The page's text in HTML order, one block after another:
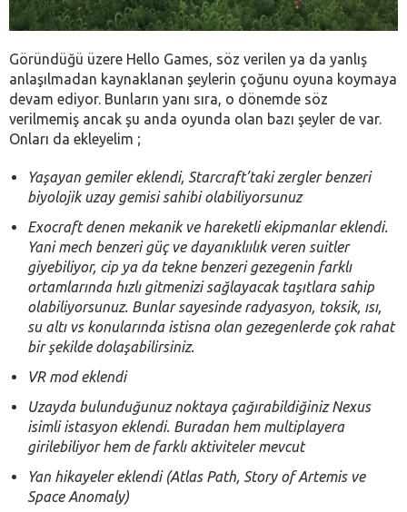
Göründüğü üzere Hello Games, söz verilen ya da yanlış
anlaşılmadan kaynaklanan şeylerin çoğunu oyuna koymaya
devam ediyor. Bunların yanı sıra, o dönemde söz
verilmemiş ancak şu anda oyunda olan bazı şeyler de var.
Onları da ekleyelim ;
Yaşayan gemiler eklendi, Starcraft’taki zergler benzeri
biyolojik uzay gemisi sahibi olabiliyorsunuz
Exocraft denen mekanik ve hareketli ekipmanlar eklendi.
Yani mech benzeri güç ve dayanıklıılık veren suitler
giyebiliyor, cip ya da tekne benzeri gezegenin farklı
ortamlarında hızlı gitmenizi sağlayacak taşıtlara sahip
olabiliyorsunuz. Bunlar sayesinde radyasyon, toksik, ısı,
su altı vs konularında istisna olan gezegenlerde çok rahat
bir şekilde dolaşabilirsiniz.
VR mod eklendi
Uzayda bulunduğunuz noktaya çağırabildiğiniz Nexus
isimli istasyon eklendi. Buradan hem multiplayera
girilebiliyor hem de farklı aktiviteler mevcut
Yan hikayeler eklendi (Atlas Path, Story of Artemis ve
Space Anomaly)